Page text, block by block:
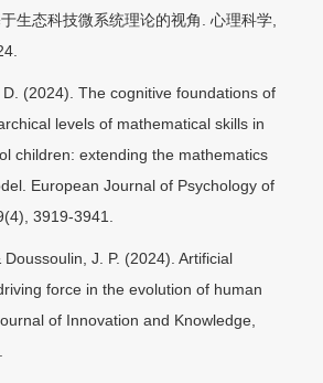
生态科技微系统理论的视角. 心理科学,
(2024). The cognitive foundations of
levels of mathematical skills in
children: extending the mathematics
European Journal of Psychology of
3919-3941.
Doussoulin, J. P. (2024). Artificial
force in the evolution of human
of Innovation and Knowledge,